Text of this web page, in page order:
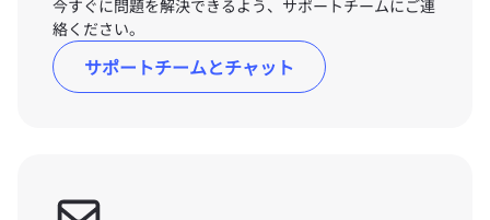
今すぐに問題を解決できるよう、サポートチームにご連
絡ください。
サポートチームとチャット